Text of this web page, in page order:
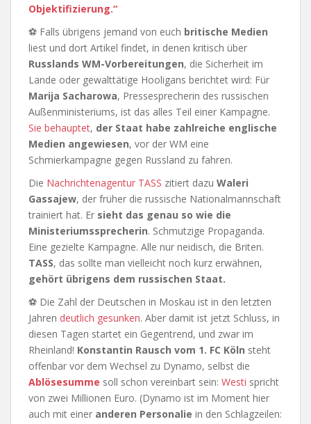
Objektifizierung.“
⚽ Falls übrigens jemand von euch britische Medien
liest und dort Artikel findet, in denen kritisch über
Russlands WM-Vorbereitungen, die Sicherheit im
Lande oder gewalttätige Hooligans berichtet wird: Für
Marija Sacharowa, Pressesprecherin des russischen
Außenministeriums, ist das alles Teil einer Kampagne.
Sie behauptet, der Staat habe zahlreiche englische
Medien angewiesen, vor der WM eine
Schmierkampagne gegen Russland zu fahren.
Die Nachrichtenagentur TASS zitiert dazu Waleri
Gassajew, der früher die russische Nationalmannschaft
trainiert hat. Er sieht das genau so wie die
Ministeriumssprecherin. Schmutzige Propaganda.
Eine gezielte Kampagne. Alle nur neidisch, die Briten.
TASS, das sollte man vielleicht noch kurz erwähnen,
gehört übrigens dem russischen Staat.
⚽ Die Zahl der Deutschen in Moskau ist in den letzten
Jahren deutlich gesunken. Aber damit ist jetzt Schluss, in
diesen Tagen startet ein Gegentrend, und zwar im
Rheinland! Konstantin Rausch vom 1. FC Köln steht
offenbar vor dem Wechsel zu Dynamo, selbst die
Ablösesumme soll schon vereinbart sein: Westi spricht
von zwei Millionen Euro. (Dynamo ist im Moment hier
auch mit einer anderen Personalie in den Schlagzeilen: